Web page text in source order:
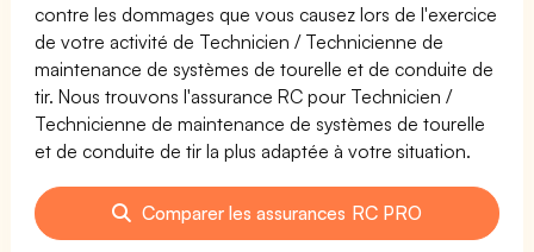
contre les dommages que vous causez lors de l'exercice
de votre activité de Technicien / Technicienne de
maintenance de systèmes de tourelle et de conduite de
tir. Nous trouvons l'assurance RC pour Technicien /
Technicienne de maintenance de systèmes de tourelle
et de conduite de tir la plus adaptée à votre situation.
Comparer les assurances RC PRO